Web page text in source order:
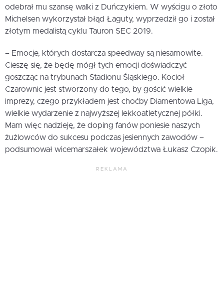
odebrał mu szansę walki z Duńczykiem. W wyścigu o złoto
Michelsen wykorzystał błąd Łaguty, wyprzedził go i został
złotym medalistą cyklu Tauron SEC 2019.
– Emocje, których dostarcza speedway są niesamowite.
Cieszę się, że będę mógł tych emocji doświadczyć
goszcząc na trybunach Stadionu Śląskiego. Kocioł
Czarownic jest stworzony do tego, by gościć wielkie
imprezy, czego przykładem jest choćby Diamentowa Liga,
wielkie wydarzenie z najwyższej lekkoatletycznej półki.
Mam więc nadzieję, że doping fanów poniesie naszych
żużlowców do sukcesu podczas jesiennych zawodów –
podsumował wicemarszałek województwa Łukasz Czopik.
REKLAMA